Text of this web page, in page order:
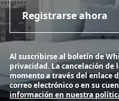
Registrarse ahora
Al suscribirse al boletín de
privacidad. La cancelación
momento a través del enlace
correo electrónico o en su
información en nuestra